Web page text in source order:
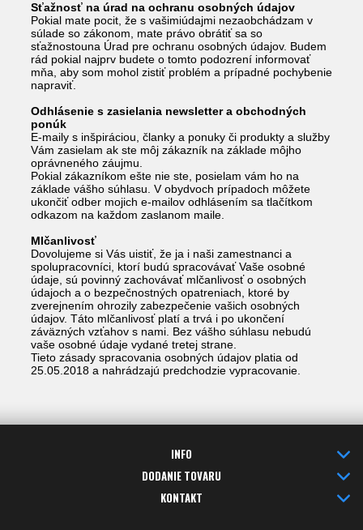
Sťažnosť na úrad na ochranu osobných údajov
Pokial mate pocit, že s vašimiúdajmi nezaobchádzam v
súlade so zákonom, mate právo obrátiť sa so
sťažnostouna Úrad pre ochranu osobných údajov. Budem
rád pokial najprv budete o tomto podozrení informovať
mňa, aby som mohol zistiť problém a prípadné pochybenie
napraviť.
Odhlásenie s zasielania newsletter a obchodných
ponúk
E-maily s inšpiráciou, članky a ponuky či produkty a služby
Vám zasielam ak ste môj zákazník na základe môjho
oprávneného záujmu.
Pokial zákazníkom ešte nie ste, posielam vám ho na
základe vášho súhlasu. V obydvoch prípadoch môžete
ukončiť odber mojich e-mailov odhlásením sa tlačítkom
odkazom na každom zaslanom maile.
Mlčanlivosť
Dovolujeme si Vás uistiť, že ja i naši zamestnanci a
spolupracovníci, ktorí budú spracovávať Vaše osobné
údaje, sú povinný zachovávať mlčanlivosť o osobných
údajoch a o bezpečnostných opatreniach, ktoré by
zverejnením ohrozily zabezpečenie vašich osobných
údajov. Táto mlčanlivosť platí a trvá i po ukončení
záväzných vzťahov s nami. Bez vášho súhlasu nebudú
vaše osobné údaje vydané tretej strane.
Tieto zásady spracovania osobných údajov platia od
25.05.2018 a nahrádzajú predchodzie vypracovanie.
INFO
DODANIE TOVARU
KONTAKT